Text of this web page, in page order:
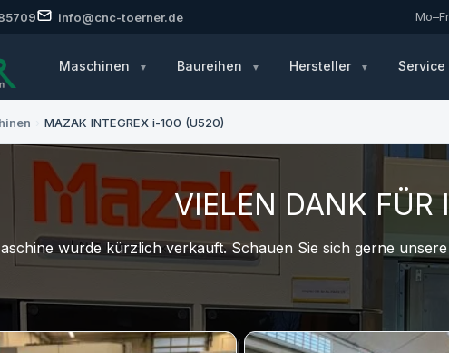
info@cnc-toerner.de
Maschinen Baureihen Hersteller Service
MAZAK INTEGREX i-100 (U520)
VIELEN DANK FÜR
wurde kürzlich verkauft. Schauen Sie sich gerne